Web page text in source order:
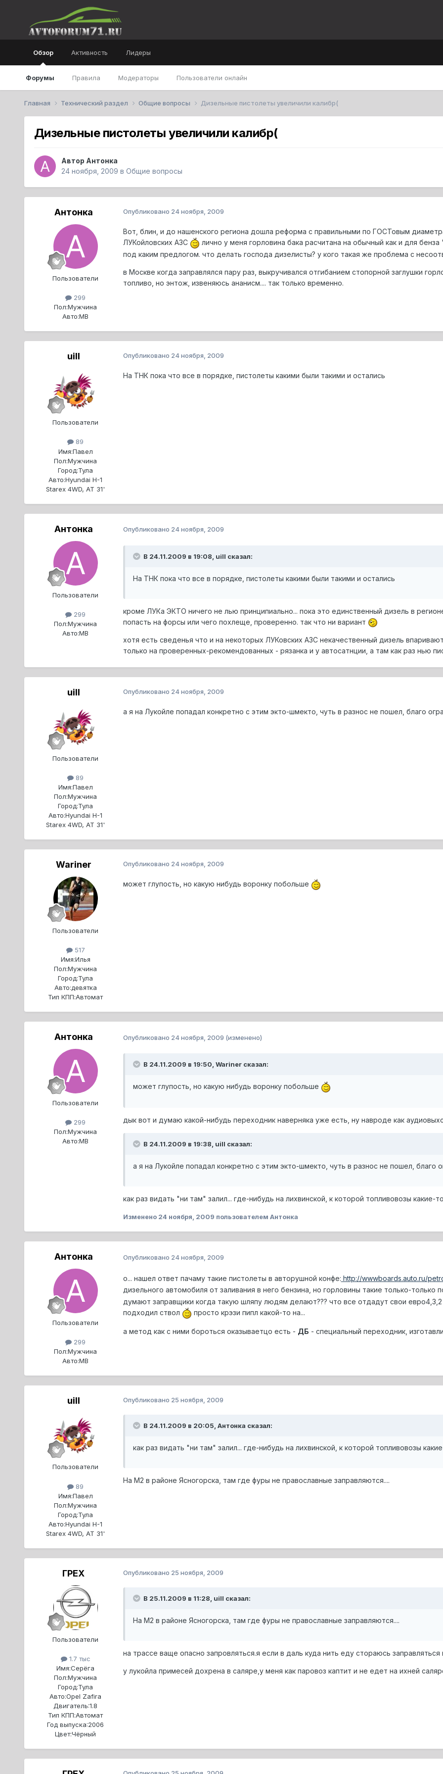
Обзор
Форумы Правила Модераторы Пользователи онлайн
Активность Лидеры
Главная Технический раздел Общие вопросы Дизельные пистолеты увеличили калибр(
Дизельные пистолеты увеличили калибр(
Автор Антонка
24 ноября, 2009 в Общие вопросы
Антонка
Пользователи
299
Пол:Мужчина
Авто:МВ
Опубликовано 24 ноября, 2009
Вот, блин, и до нашенского региона дошла реформа с правильными по ГОСТовым
ЛУКойловских АЗС
лично у меня горловина бака расчитана на обычный как и для
под каким предлогом. что делать господа дизелисты? у кого такая же проблема с
в Москве когда заправлялся пару раз, выкручивался отгибанием стопорной заглушки
топливо, но энтож, извеняюсь ананисм.... так только временно.
uill
Пользователи
89
Имя:Павел
Пол:Мужчина
Город:Тула
Авто:Hyundai H-1
Starex 4WD, AT 31'
Опубликовано 24 ноября, 2009
На ТНК пока что все в порядке, пистолеты какими были такими и остались
Антонка
Пользователи
299
Пол:Мужчина
Авто:МВ
Опубликовано 24 ноября, 2009
В 24.11.2009 в 19:08, uill сказал:
На ТНК пока что все в порядке, пистолеты какими были такими и остались
кроме ЛУКа ЭКТО ничего не лью принципиально... пока это единственный дизель в
попасть на форсы или чего похлеще, проверенно. так что ни вариант
хотя есть сведенья что и на некоторых ЛУКовских АЗС некачественный дизель
только на проверенных-рекомендованных - рязанка и у автосатнции, а там как раз нью
uill
Пользователи
89
Имя:Павел
Пол:Мужчина
Город:Тула
Авто:Hyundai H-1
Starex 4WD, AT 31'
Опубликовано 24 ноября, 2009
а я на Лукойле попадал конкретно с этим экто-шмекто, чуть в разнос не пошел, благо
Wariner
Пользователи
517
Имя:Илья
Пол:Мужчина
Город:Тула
Авто:девятка
Тип КПП:Автомат
Опубликовано 24 ноября, 2009
может глупость, но какую нибудь воронку побольше
Антонка
Пользователи
299
Пол:Мужчина
Авто:МВ
Опубликовано 24 ноября, 2009 (изменено)
В 24.11.2009 в 19:50, Wariner сказал:
может глупость, но какую нибудь воронку побольше
дык вот и думаю какой-нибудь переходник наверняка уже есть, ну навроде как
В 24.11.2009 в 19:38, uill сказал:
а я на Лукойле попадал конкретно с этим экто-шмекто, чуть в разнос не пошел, благо
как раз видать "ни там" залил... где-нибудь на лихвинской, к которой топливовозы
Изменено 24 ноября, 2009 пользователем Антонка
Антонка
Пользователи
299
Пол:Мужчина
Авто:МВ
Опубликовано 24 ноября, 2009
о... нашел ответ пачаму такие пистолеты в авторушной конфе: http://wwwboards.auto.ru/
дизельного автомобиля от заливания в него бензина, но горловины такие только-
думают заправщики когда такую шляпу людям делают??? что все отдадут свои
подходил ствол
просто крэзи пипл какой-то на...
а метод как с ними бороться оказываетцо есть - ДБ - специальный переходник,
uill
Пользователи
89
Имя:Павел
Пол:Мужчина
Город:Тула
Авто:Hyundai H-1
Starex 4WD, AT 31'
Опубликовано 25 ноября, 2009
В 24.11.2009 в 20:05, Антонка сказал:
как раз видать "ни там" залил... где-нибудь на лихвинской, к которой топливовозы
На M2 в районе Ясногорска, там где фуры не православные заправляются....
ГРЕХ
Пользователи
1.7 тыс
Имя:Серёга
Пол:Мужчина
Город:Тула
Авто:Opel Zafira
Двигатель:1.8
Тип КПП:Автомат
Год выпуска:2006
Цвет:Чёрный
Опубликовано 25 ноября, 2009
В 25.11.2009 в 11:28, uill сказал:
На M2 в районе Ясногорска, там где фуры не православные заправляются....
на трассе ваще опасно запровляться.я если в даль куда нить еду стораюсь заправляться
у лукойла примесей дохрена в саляре,у меня как паровоз каптит и не едет на ихней